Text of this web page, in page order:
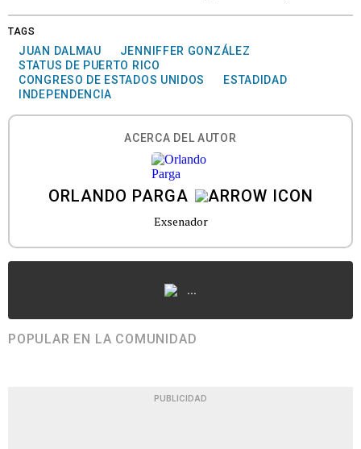
TAGS
JUAN DALMAU
JENNIFFER GONZÁLEZ
STATUS DE PUERTO RICO
CONGRESO DE ESTADOS UNIDOS
ESTADIDAD
INDEPENDENCIA
ACERCA DEL AUTOR
ORLANDO PARGA
Exsenador
...
POPULAR EN LA COMUNIDAD
PUBLICIDAD